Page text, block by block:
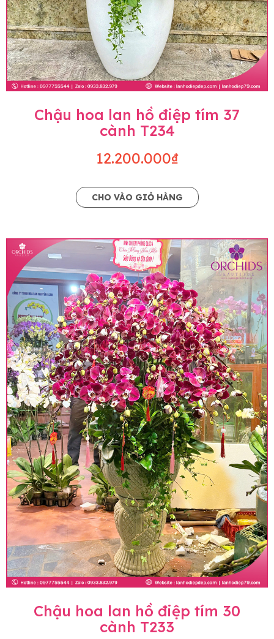
Chậu hoa lan hồ điệp tím 37
cành T234
12.200.000₫
CHO VÀO GIỎ HÀNG
Chậu hoa lan hồ điệp tím 30
cành T233